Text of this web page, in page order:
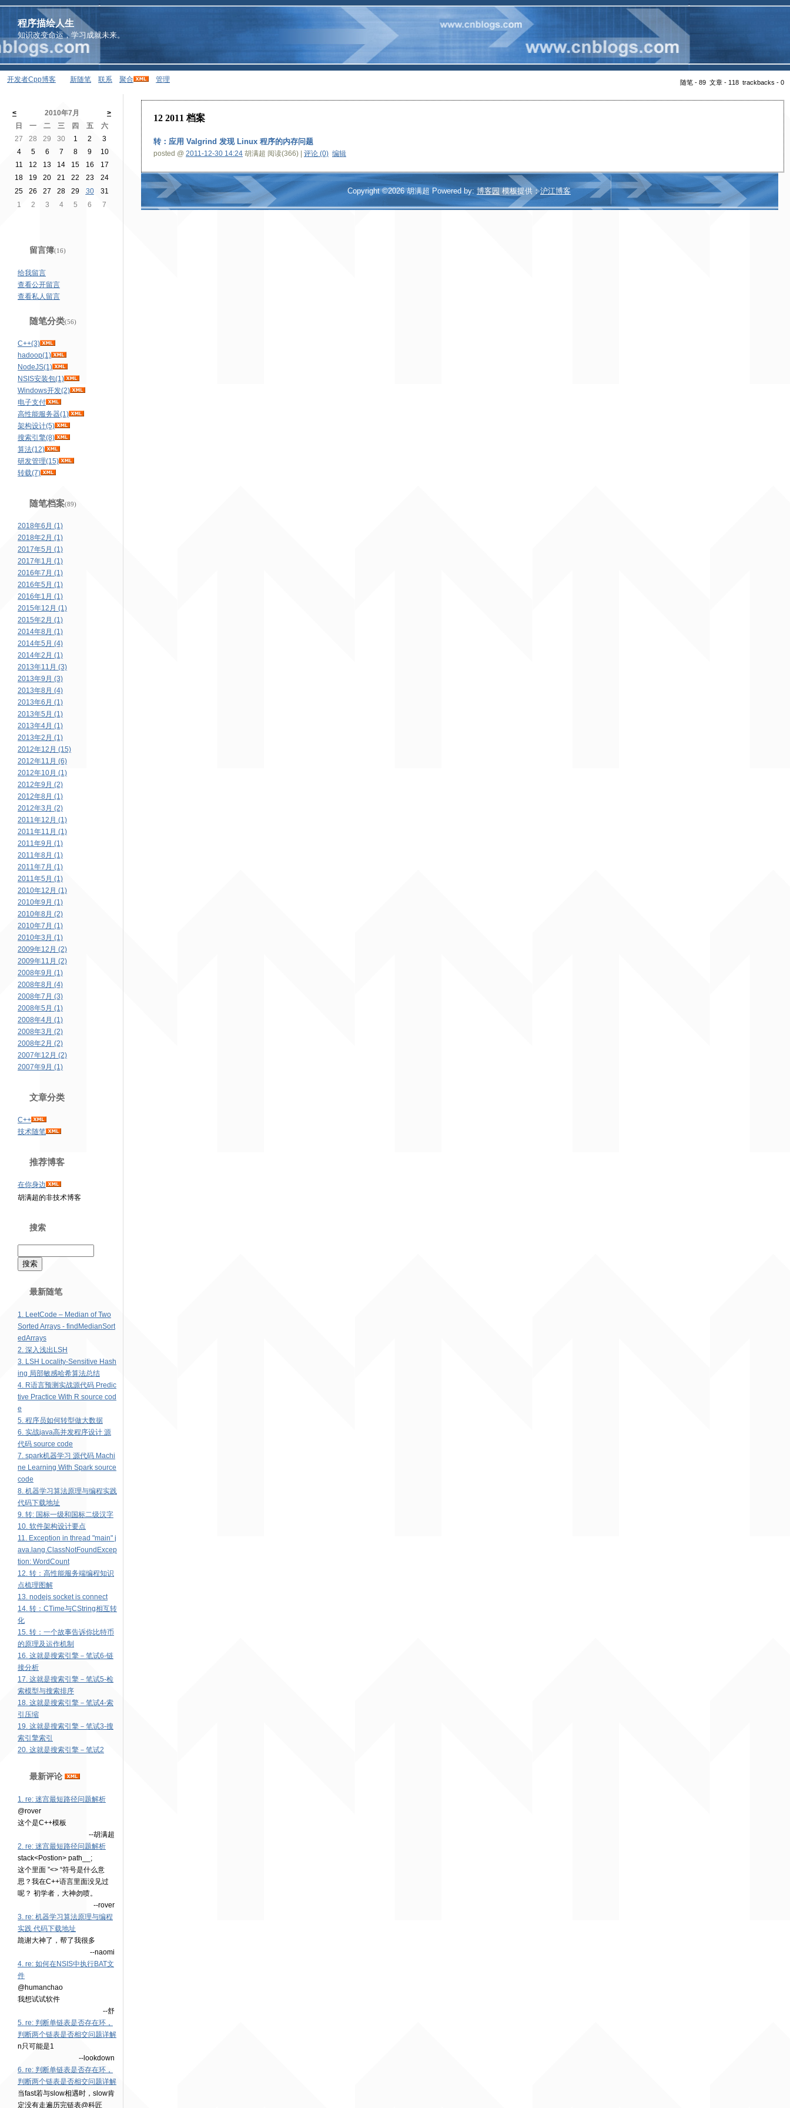
程序描绘人生
知识改变命运，学习成就未来。
开发者Cpp博客 新随笔 联系 聚合 管理 随笔 - 89 文章 - 118 trackbacks - 0
< 2010年7月
>
日
一 二 三 四 五
六
27
28 29 30 1 2
3
4
5 6 7 8 9
10
11
12 13 14 15 16
17
18
19 20 21 22 23
24
25
26 27 28 29 30
31
1
2 3 4 5 6 7
留言簿(16)
给我留言
查看公开留言
查看私人留言
随笔分类(56)
C++(3)
hadoop(1)
NodeJS(1)
NSIS安装包(1)
Windows开发(2)
电子支付
高性能服务器(1)
架构设计(5)
搜索引擎(8)
算法(12)
研发管理(15)
转载(7)
随笔档案(89)
2018年6月 (1)
2018年2月 (1)
2017年5月 (1)
2017年1月 (1)
2016年7月 (1)
2016年5月 (1)
2016年1月 (1)
2015年12月 (1)
2015年2月 (1)
2014年8月 (1)
2014年5月 (4)
2014年2月 (1)
2013年11月 (3)
2013年9月 (3)
2013年8月 (4)
2013年6月 (1)
2013年5月 (1)
2013年4月 (1)
2013年2月 (1)
2012年12月 (15)
2012年11月 (6)
2012年10月 (1)
2012年9月 (2)
2012年8月 (1)
2012年3月 (2)
2011年12月 (1)
2011年11月 (1)
2011年9月 (1)
2011年8月 (1)
2011年7月 (1)
2011年5月 (1)
2010年12月 (1)
2010年9月 (1)
2010年8月 (2)
2010年7月 (1)
2010年3月 (1)
2009年12月 (2)
2009年11月 (2)
2008年9月 (1)
2008年8月 (4)
2008年7月 (3)
2008年5月 (1)
2008年4月 (1)
2008年3月 (2)
2008年2月 (2)
2007年12月 (2)
2007年9月 (1)
文章分类
C++
技术随笔
推荐博客
在你身边
胡满超的非技术博客
搜索
最新随笔
1. LeetCode – Median of Two
Sorted Arrays - findMedianSort
edArrays
2. 深入浅出LSH
3. LSH Locality-Sensitive Hash
ing 局部敏感哈希算法总结
4. R语言预测实战源代码 Predic
tive Practice With R source cod
e
5. 程序员如何转型做大数据
6. 实战java高并发程序设计 源
代码 source code
7. spark机器学习 源代码 Machi
ne Learning With Spark source
code
8. 机器学习算法原理与编程实践
代码下载地址
9. 转: 国标一级和国标二级汉字
10. 软件架构设计要点
11. Exception in thread "main" j
ava.lang.ClassNotFoundExcep
tion: WordCount
12. 转：高性能服务端编程知识
点梳理图解
13. nodejs socket is connect
14. 转：CTime与CString相互转
化
15. 转：一个故事告诉你比特币
的原理及运作机制
16. 这就是搜索引擎－笔试6-链
接分析
17. 这就是搜索引擎－笔试5-检
索模型与搜索排序
18. 这就是搜索引擎－笔试4-索
引压缩
19. 这就是搜索引擎－笔试3-搜
索引擎索引
20. 这就是搜索引擎－笔试2
最新评论
1. re: 迷宫最短路径问题解析
@rover
这个是C++模板
--胡满超
2. re: 迷宫最短路径问题解析
stack<Postion> path__;
这个里面 ”<> “符号是什么意
思？我在C++语言里面没见过
呢？ 初学者，大神勿喷。
--rover
3. re: 机器学习算法原理与编程
实践 代码下载地址
跪谢大神了，帮了我很多
--naomi
4. re: 如何在NSIS中执行BAT文
件
@humanchao
我想试试软件
--舒
5. re: 判断单链表是否存在环，
判断两个链表是否相交问题详解
n只可能是1
--lookdown
6. re: 判断单链表是否存在环，
判断两个链表是否相交问题详解
当fast若与slow相遇时，slow肯
定没有走遍历完链表@科匠
12 2011 档案
转：应用 Valgrind 发现 Linux 程序的内存问题
posted @ 2011-12-30 14:24 胡满超 阅读(366) | 评论 (0) 编辑
Copyright ©2026 胡满超 Powered by: 博客园 模板提供：沪江博客